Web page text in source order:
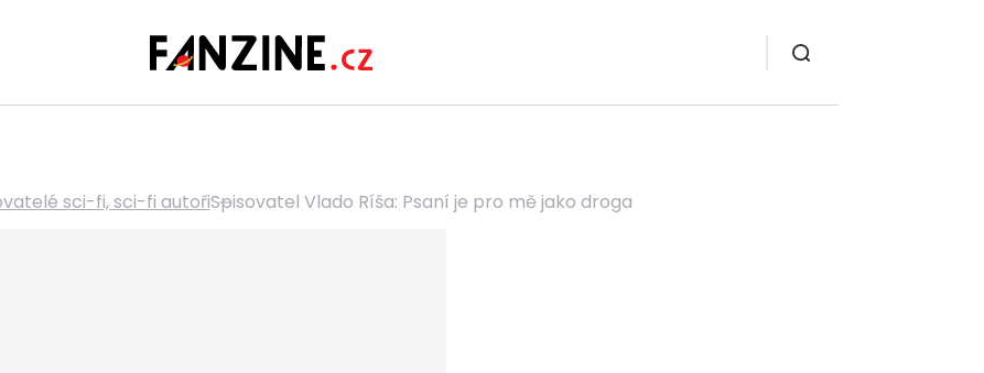
sci-fi, sci-fi autořiSpisovatel Vlado Ríša: Psaní je pro mě jako droga